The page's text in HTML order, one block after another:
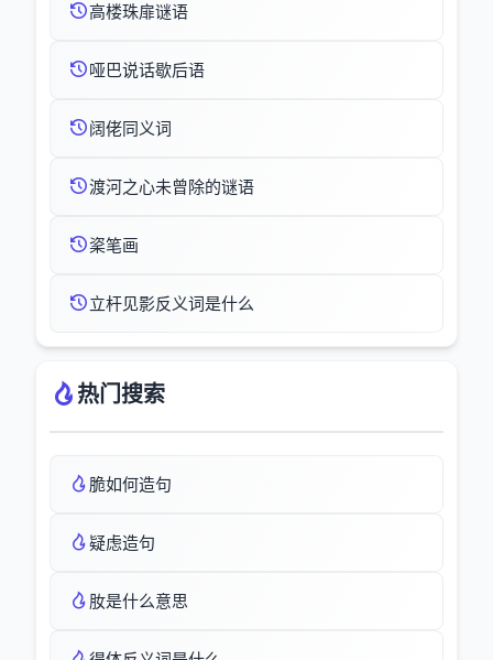
高楼珠扉谜语
哑巴说话歇后语
阔佬同义词
渡河之心未曾除的谜语
秶笔画
立杆见影反义词是什么
热门搜索
脆如何造句
疑虑造句
肗是什么意思